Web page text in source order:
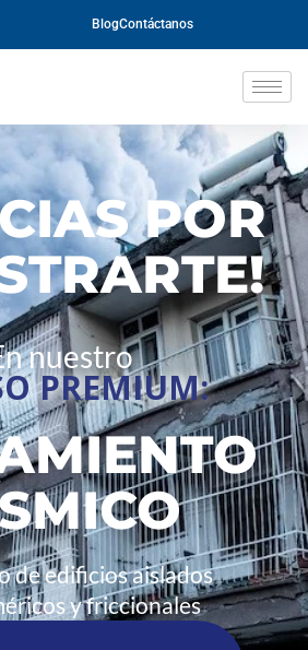
BlogContáctanos
POR
nuestro
PREMIUM:
de edificios aislados
y friccionales